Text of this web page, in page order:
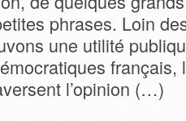
phrases. Loin
une utilité
français,
l’opinion (…)